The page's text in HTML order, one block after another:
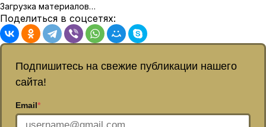
Загрузка материалов…
Поделиться в соцсетях:
Подпишитесь на свежие публикации нашего
сайта!
Email*